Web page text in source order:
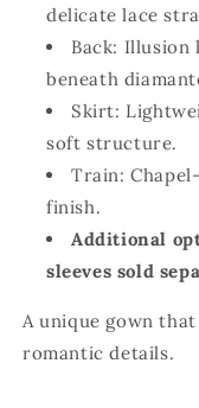
delicate lace
Back: Illusion
beneath
Skirt:
soft structure.
Train:
finish.
Additional
sleeves sold
A unique gown
romantic details.